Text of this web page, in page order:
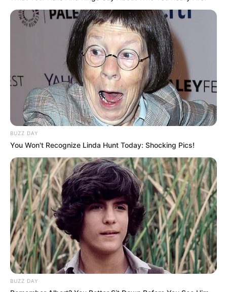
(foto: instagram.com/princessocess)
BUZZ DAY
You Won't Recognize Linda Hunt Today: Shocking Pics!
BUZZ DAY